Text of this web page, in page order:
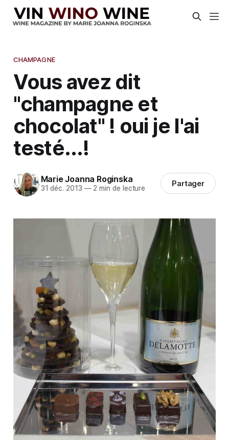
CHAMPAGNE
Vous avez dit
"champagne et
chocolat" ! oui je l'ai
testé...!
Marie Joanna Roginska
31 déc. 2013 —2 min de lecture Partager